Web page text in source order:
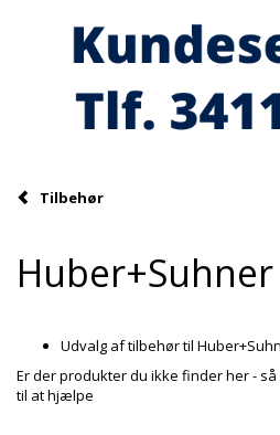
Tilbehør
Huber+Suhner
Udvalg af tilbehør til
Er der produkter du ikke finder her - så
til at hjælpe